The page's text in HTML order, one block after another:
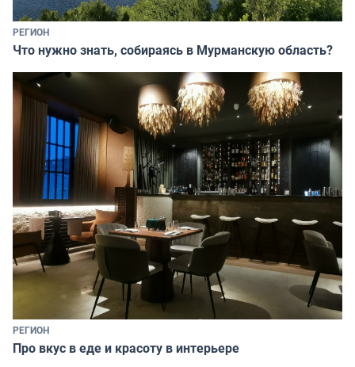
РЕГИОН
Что нужно знать, собираясь в Мурманскую область?
РЕГИОН
Про вкус в еде и красоту в интерьере